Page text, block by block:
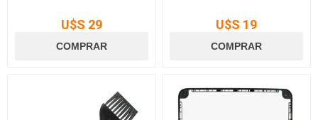
U$S 29 U$S 19